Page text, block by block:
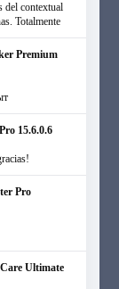
del contextual
Totalmente
Premium
15.6.0.6
Pro
Ultimate